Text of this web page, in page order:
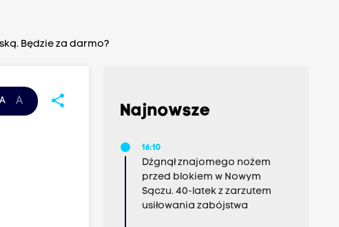
Będzie za darmo?
A A share
Najnowsze
16:10
Dźgnął znajomego nożem
przed blokiem w Nowym
Sączu. 40-latek z zarzutem
usiłowania zabójstwa